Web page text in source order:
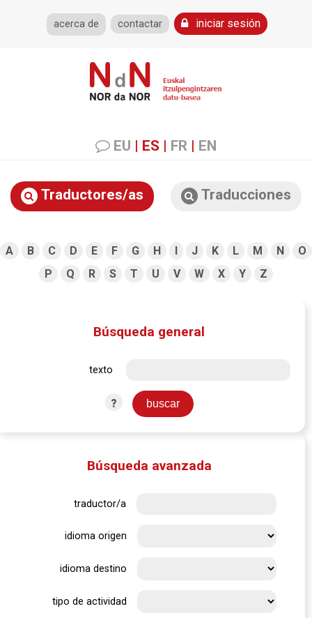
acerca de contactar iniciar sesión
EU | ES | FR | EN
Traductores/as Traducciones
A B C D E F G H I J K L M N
O
P
Q R S T U V W X Y Z
Búsqueda general
texto
?
Búsqueda avanzada
traductor/a
idioma origen
idioma destino
tipo de actividad